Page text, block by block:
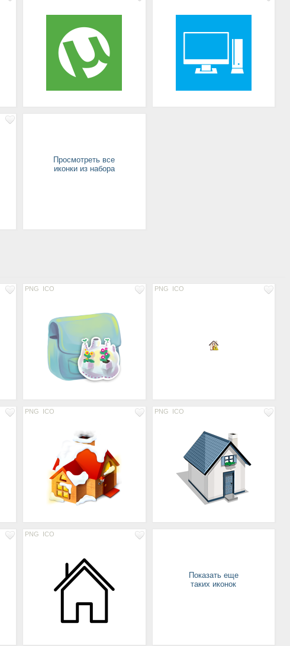
Просмотреть все
иконки из набора
PNG ICO PNG ICO
PNG ICO PNG ICO
PNG ICO
Показать еще
таких иконок